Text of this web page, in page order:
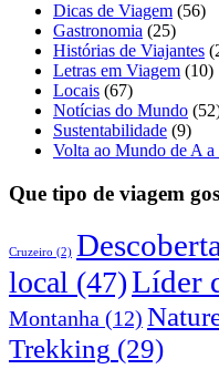
Dicas de Viagem (56)
Gastronomia (25)
Histórias de Viajantes
Letras em Viagem (10)
Locais (67)
Notícias do Mundo
Sustentabilidade (9)
Volta ao Mundo de A a
Que tipo de viagem
Cruzeiro (2) Descoberta
local (47)Líder
Montanha (12)
Trekking (29)